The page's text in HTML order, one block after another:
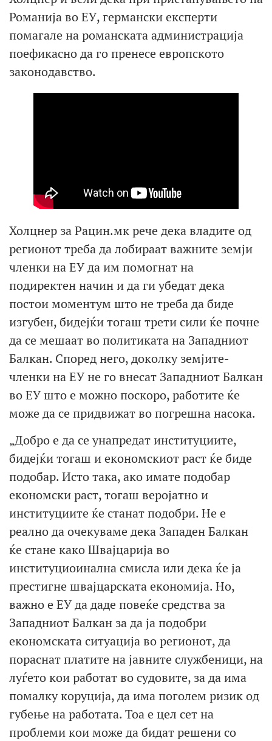
Романија во ЕУ, германски експерти
помагале на романската администрација
поефикасно да го пренесе европското
законодавство.
Холцнер за Рацин.мк рече дека владите од
регионот треба да лобираат важните земји
членки на ЕУ да им помогнат на
подиректен начин и да ги убедат дека
постои моментум што не треба да биде
изгубен, бидејќи тогаш трети сили ќе почне
да се мешаат во политиката на Западниот
Балкан. Според него, доколку земјите-
членки на ЕУ не го внесат Западниот Балкан
во ЕУ што е можно поскоро, работите ќе
може да се придвижат во погрешна насока.
„Добро е да се унапредат институциите,
бидејќи тогаш и економскиот раст ќе биде
подобар. Исто така, ако имате подобар
економски раст, тогаш веројатно и
институциите ќе станат подобри. Не е
реално да очекуваме дека Западен Балкан
ќе стане како Швајцарија во
институциоинална смисла или дека ќе ја
престигне швајцарската економија. Но,
важно е ЕУ да даде повеќе средства за
Западниот Балкан за да ја подобри
економската ситуација во регионот, да
пораснат платите на јавните службеници, на
луѓето кои работат во судовите, за да има
помалку коруција, да има поголем ризик од
губење на работата. Тоа е цел сет на
проблеми кои може да бидат решени со